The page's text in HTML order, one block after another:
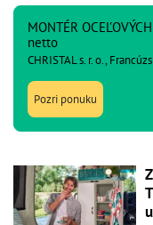
MONTÉR
netto
CHRISTAL s. r. o.,
Pozri ponuku